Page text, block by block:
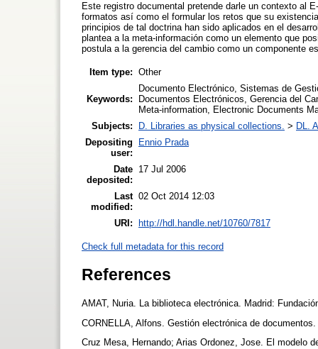
Este registro documental pretende darle un contexto al
formatos así como el formular los retos que su
principios de tal doctrina han sido aplicados en el
plantea a la meta-información como un elemento que
postula a la gerencia del cambio como un componente
Item type: Other
Keywords:
Documento Electrónico, Sistemas de
Documentos Electrónicos, Gerencia del
Meta-information, Electronic Documents
Subjects:
D. Libraries as physical collections. > DL.
Depositing
user:
Ennio Prada
Date
deposited:
17 Jul 2006
Last
modified:
02 Oct 2014 12:03
URI: http://hdl.handle.net/10760/7817
Check full metadata for this record
References
AMAT, Nuria. La biblioteca electrónica. Madrid:
CORNELLA, Alfons. Gestión electrónica de
Cruz Mesa, Hernando; Arias Ordonez, Jose. El modelo